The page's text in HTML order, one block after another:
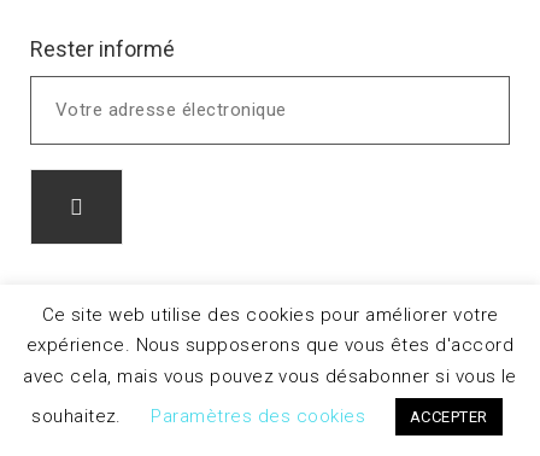
Rester informé
Ce site web utilise des cookies pour améliorer votre
expérience. Nous supposerons que vous êtes d'accord
avec cela, mais vous pouvez vous désabonner si vous le
souhaitez.
Paramètres des cookies ACCEPTER